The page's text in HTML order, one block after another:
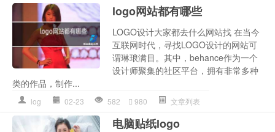
logo网站都有哪些
LOGO设计大家都去什么网站找 在当今
互联网时代，寻找LOGO设计的网站可
谓琳琅满目。其中，behance作为一个
设计师聚集的社区平台，拥有非常多种
类的作品，制作...
log 02-23 582 980 文章列表
电脑贴纸logo